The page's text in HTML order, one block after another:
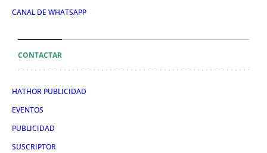
CANAL DE WHATSAPP
CONTACTAR
HATHOR PUBLICIDAD
EVENTOS
PUBLICIDAD
SUSCRIPTOR